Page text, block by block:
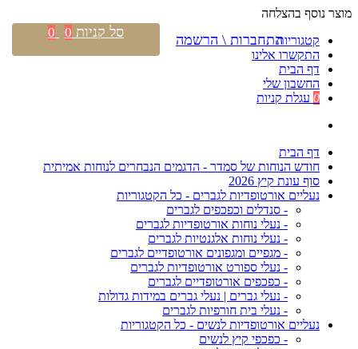
מוצר נוסף בהצלחה
קטגוריות
התקשרו אלינו
דף הבית
החשבון שלי
0 עגלת קניות
דף הבית
חודש הנוחות של סמדר - הדגמים הנבחרים לנוחות אמיתית
סוף עונת קיץ 2026
נעליים אורטופדיות לגברים - כל הקטגוריות
- סנדלים וכפכפים לגברים
- נעלי נוחות אורטופדיות לגברים
- נעלי נוחות אלגנטיות לגברים
- מגפיים ומגפונים אורטופדיים לגברים
- נעלי ספורט אורטופדיות לגברים
- כפכפים אורטופדיים לגברים
- נעלי גברים | נעלי גברים במידות גדולות
- נעלי בית חורפיות לגברים
נעליים אורטופדיות לנשים - כל הקטגוריות
- כפכפי קיץ לנשים
התחברות \ הרשמה סל קניות 0
0